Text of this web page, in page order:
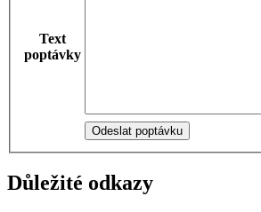
Text
poptávky
Důležité odkazy